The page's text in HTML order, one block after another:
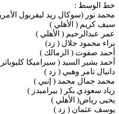
خط الوسط :
محمد نور (سوكال ريد ليفربول
سيف كريم ( الأهلي )
عمر عبدالرحيم ( الأهلي )
براء محمود جلال ( زد)
أحمد صفوت ( الزمالك )
أحمد بشير السيد ( سيراميكا
دانيال تامر وهبي ( زد )
محمد جمال محمد ( إنبي )
زياد سعودي بكر ( بيراميدز )
يحيى رياض( الأهلي )
يوسف عثمان ( زد )